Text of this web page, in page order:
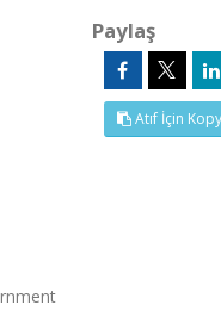
Paylaş
Atıf İçin